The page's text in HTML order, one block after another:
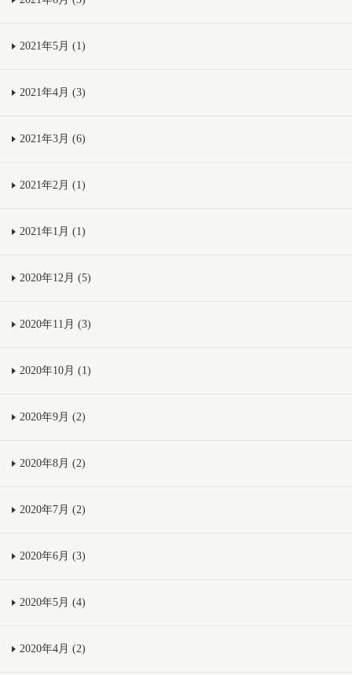
2021年5月 (1)
2021年4月 (3)
2021年3月 (6)
2021年2月 (1)
2021年1月 (1)
2020年12月 (5)
2020年11月 (3)
2020年10月 (1)
2020年9月 (2)
2020年8月 (2)
2020年7月 (2)
2020年6月 (3)
2020年5月 (4)
2020年4月 (2)